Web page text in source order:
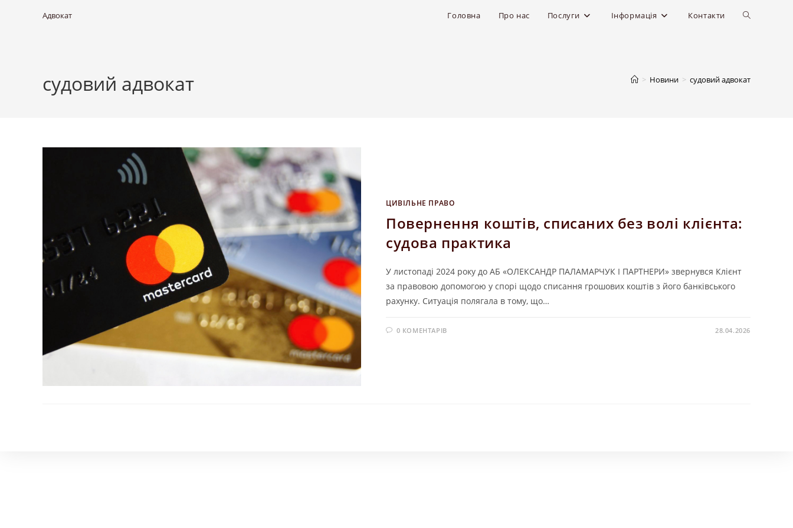
Адвокат Головна Про нас Послуги Інформація Контакти
судовий адвокат > Новини > судовий адвокат
ЦИВІЛЬНЕ ПРАВО
Повернення коштів, списаних без волі клієнта:
судова практика
У листопаді 2024 року до АБ «ОЛЕКСАНДР ПАЛАМАРЧУК І ПАРТНЕРИ» звернувся Клієнт
за правовою допомогою у спорі щодо списання грошових коштів з його банківського
рахунку. Ситуація полягала в тому, що…
0 КОМЕНТАРІВ 28.04.2026